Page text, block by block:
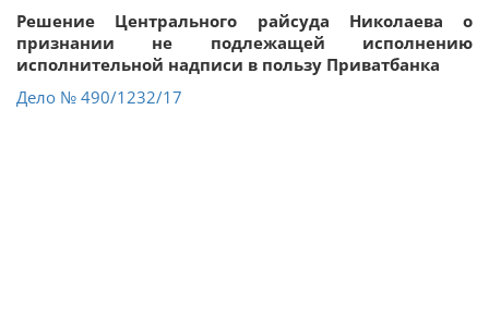
Решение Центрального райсуда Николаева о
признании не подлежащей исполнению
исполнительной надписи в пользу Приватбанка
Дело № 490/1232/17